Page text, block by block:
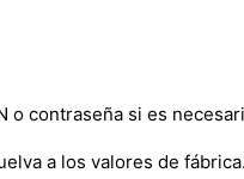
o contraseña si es
a los valores de fábrica.